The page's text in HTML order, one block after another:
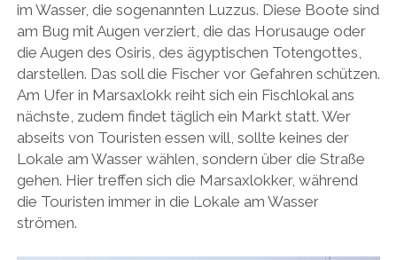
im Wasser, die sogenannten Luzzus. Diese Boote sind
am Bug mit Augen verziert, die das Horusauge oder
die Augen des Osiris, des ägyptischen Totengottes,
darstellen. Das soll die Fischer vor Gefahren schützen.
Am Ufer in Marsaxlokk reiht sich ein Fischlokal ans
nächste, zudem findet täglich ein Markt statt. Wer
abseits von Touristen essen will, sollte keines der
Lokale am Wasser wählen, sondern über die Straße
gehen. Hier treffen sich die Marsaxlokker, während
die Touristen immer in die Lokale am Wasser
strömen.